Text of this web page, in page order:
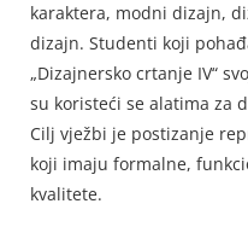
karaktera, modni dizajn,
dizajn. Studenti koji
„Dizajnersko crtanje IV“
su koristeći se alatima za
Cilj vježbi je postizanje
koji imaju formalne,
kvalitete.